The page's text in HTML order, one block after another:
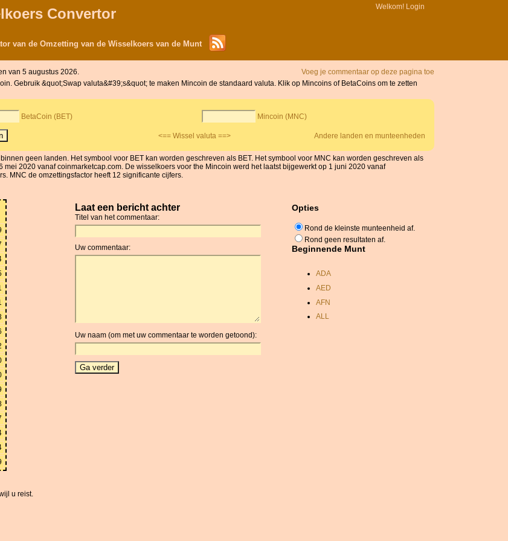
Convertor Welkom! Login
van de Omzetting van de Wisselkoers van de Munt
Voeg je commentaar op deze pagina toe
van 5 augustus 2026.
Gebruik &quot;Swap valuta&#39;s&quot; te maken Mincoin de standaard valuta. Klik op Mincoins of BetaCoins om te zetten
BetaCoin (BET) Mincoin (MNC)
<== Wissel valuta ==> Andere landen en munteenheden
geen landen. Het symbool voor BET kan worden geschreven als BET. Het symbool voor MNC kan worden geschreven als
2020 vanaf coinmarketcap.com. De wisselkoers voor the Mincoin werd het laatst bijgewerkt op 1 juni 2020 vanaf
MNC de omzettingsfactor heeft 12 significante cijfers.
u reist.
Laat een bericht achter
Titel van het commentaar:
Uw commentaar:
Uw naam (om met uw commentaar te worden getoond):
Opties
Rond de kleinste munteenheid af.
Rond geen resultaten af.
Beginnende Munt
ADA
AED
AFN
ALL